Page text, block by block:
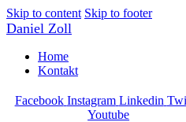
Skip to content Skip to footer
Daniel Zoll
Home
Kontakt
Facebook Instagram Linkedin
Youtube